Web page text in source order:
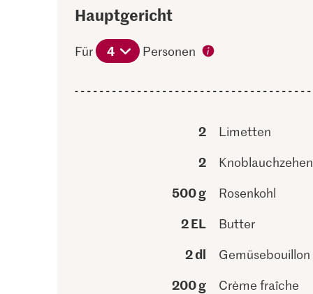
Hauptgericht
Für 4 Personen
2 Limetten
2 Knoblauchzehen
500 g Rosenkohl
2 EL Butter
2 dl Gemüsebouillon
200 g Crème fraîche